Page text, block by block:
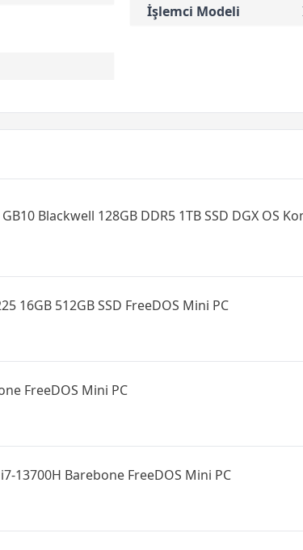
İşlemci Modeli
Blackwell 128GB DDR5 1TB SSD DGX OS
16GB 512GB SSD FreeDOS Mini PC
FreeDOS Mini PC
13700H Barebone FreeDOS Mini PC